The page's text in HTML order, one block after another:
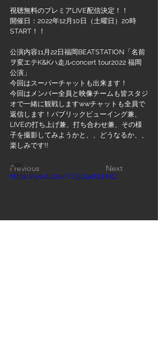
Previous Next
視聴無料のプレミアLIVE配信決定！！
開催日：2022年12月10日（土曜日）20時
START！！
公演内容11月22日福岡BEATSTATION「名前
ヲ変エテK&Kハ走ルconcert tour2022 福岡
公演」
今回はスーパーチャットも出来ます！
今回はメンバー全員と映像チームも皆スタジ
オで一緒に観戦しますwwチャットも全員で
返信します！パブリックビューイング兼、
LIVEの打ち上げ兼、打ち合わせ兼、その様
子を撮影してみようかと、、どうなるか、、
楽しみです!!
URL
https://youtu.be/VO5GqohLbHQ